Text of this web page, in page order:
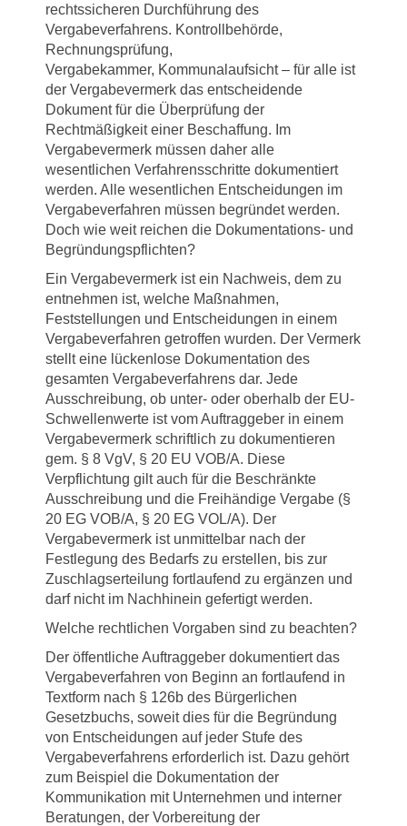
rechtssicheren Durchführung des
Vergabeverfahrens. Kontrollbehörde,
Rechnungsprüfung,
Vergabekammer, Kommunalaufsicht – für alle ist
der Vergabevermerk das entscheidende
Dokument für die Überprüfung der
Rechtmäßigkeit einer Beschaffung. Im
Vergabevermerk müssen daher alle
wesentlichen Verfahrensschritte dokumentiert
werden. Alle wesentlichen Entscheidungen im
Vergabeverfahren müssen begründet werden.
Doch wie weit reichen die Dokumentations- und
Begründungspflichten?
Ein Vergabevermerk ist ein Nachweis, dem zu
entnehmen ist, welche Maßnahmen,
Feststellungen und Entscheidungen in einem
Vergabeverfahren getroffen wurden. Der Vermerk
stellt eine lückenlose Dokumentation des
gesamten Vergabeverfahrens dar. Jede
Ausschreibung, ob unter- oder oberhalb der EU-
Schwellenwerte ist vom Auftraggeber in einem
Vergabevermerk schriftlich zu dokumentieren
gem. § 8 VgV, § 20 EU VOB/A. Diese
Verpflichtung gilt auch für die Beschränkte
Ausschreibung und die Freihändige Vergabe (§
20 EG VOB/A, § 20 EG VOL/A). Der
Vergabevermerk ist unmittelbar nach der
Festlegung des Bedarfs zu erstellen, bis zur
Zuschlagserteilung fortlaufend zu ergänzen und
darf nicht im Nachhinein gefertigt werden.
Welche rechtlichen Vorgaben sind zu beachten?
Der öffentliche Auftraggeber dokumentiert das
Vergabeverfahren von Beginn an fortlaufend in
Textform nach § 126b des Bürgerlichen
Gesetzbuchs, soweit dies für die Begründung
von Entscheidungen auf jeder Stufe des
Vergabeverfahrens erforderlich ist. Dazu gehört
zum Beispiel die Dokumentation der
Kommunikation mit Unternehmen und interner
Beratungen, der Vorbereitung der